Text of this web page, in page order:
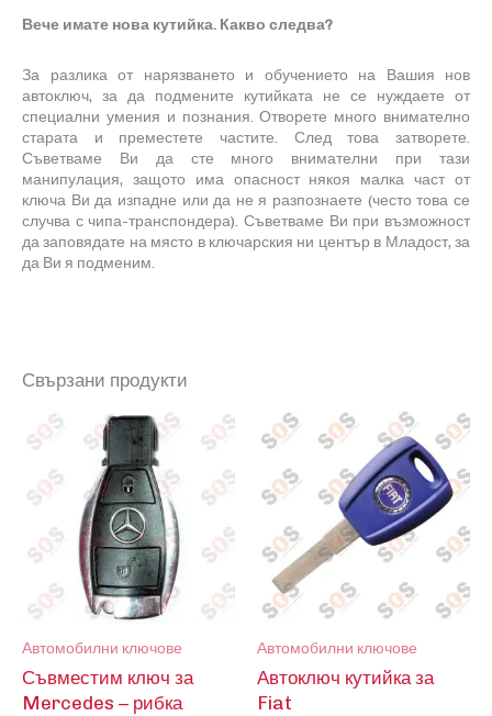
Вече имате нова кутийка. Какво следва?
За разлика от нарязването и обучението на Вашия нов
автоключ, за да подмените кутийката не се нуждаете от
специални умения и познания. Отворете много внимателно
старата и преместете частите. След това затворете.
Съветваме Ви да сте много внимателни при тази
манипулация, защото има опасност някоя малка част от
ключа Ви да изпадне или да не я разпознаете (често това се
случва с чипа-транспондера). Съветваме Ви при възможност
да заповядате на място в ключарския ни център в Младост, за
да Ви я подменим.
Свързани продукти
Автомобилни ключове
Съвместим ключ за
Mercedes – рибка
Автомобилни ключове
Автоключ кутийка за
Fiat